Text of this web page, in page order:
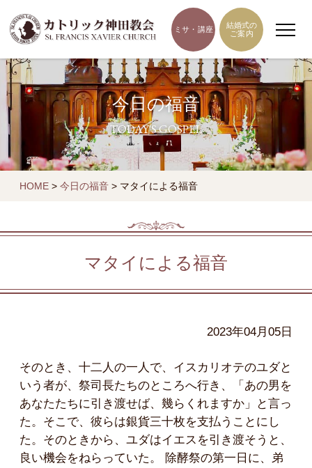
ミサ・講座
結婚式の
ご案内
今日の福音
TODAY'S GOSPEL
HOME > 今日の福音 > マタイによる福音
マタイによる福音
2023年04月05日
そのとき、十二人の一人で、イスカリオテのユダと
いう者が、祭司長たちのところへ行き、「あの男を
あなたたちに引き渡せば、幾らくれますか」と言っ
た。そこで、彼らは銀貨三十枚を支払うことにし
た。そのときから、ユダはイエスを引き渡そうと、
良い機会をねらっていた。 除酵祭の第一日に、弟